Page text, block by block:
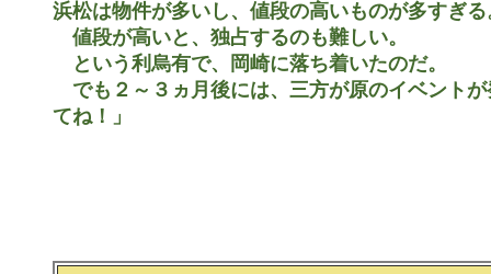
浜松は物件が多いし、値段の高いものが多すぎる
値段が高いと、独占するのも難しい。
という利烏有で、岡崎に落ち着いたのだ。
でも２～３ヵ月後には、三方が原のイベント
てね！」